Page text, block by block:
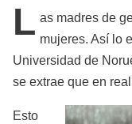
L as madres de
mujeres. Así lo
Universidad de
se extrae que en
Esto